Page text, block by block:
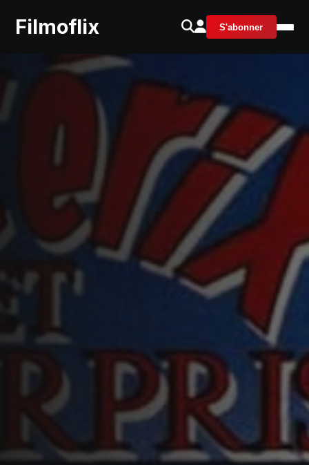
Filmoflix S'abonner